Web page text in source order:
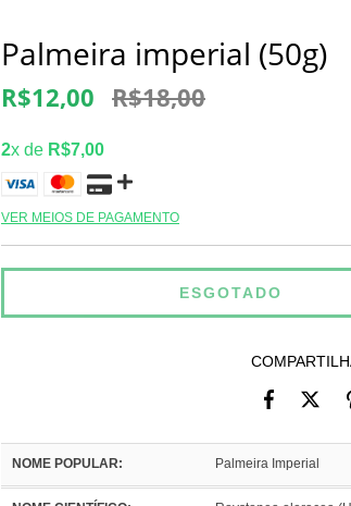
Palmeira imperial (50g)
R$12,00 R$18,00
2x de R$7,00
VER MEIOS DE PAGAMENTO
NOME POPULAR: Palmeira Imperial